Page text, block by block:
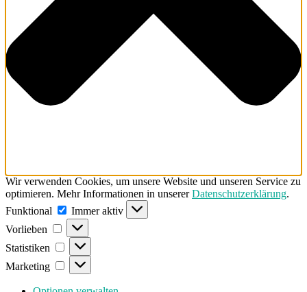
Wir verwenden Cookies, um unsere Website und unseren Service zu
optimieren. Mehr Informationen in unsererDatenschutzerklärung.
Funktional
Funktional
Immer aktiv
Vorlieben
Vorlieben
Statistiken Statistiken
Marketing Marketing